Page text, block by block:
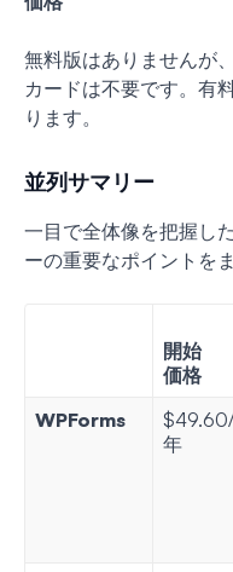
無料版はありませんが
カードは不要です。有
ります。
並列サマリー
一目で全体像を把握し
ーの重要なポイントを
開始
価格
WPForms
年